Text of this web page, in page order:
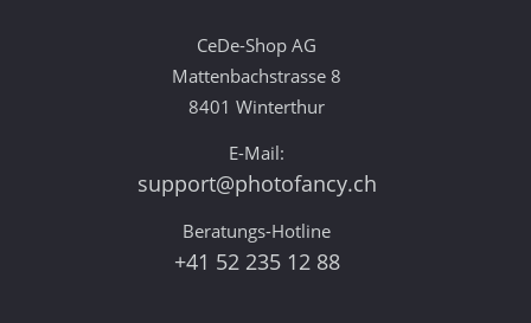
CeDe-Shop AG
Mattenbachstrasse 8
8401 Winterthur
E-Mail:
support@photofancy.ch
Beratungs-Hotline
+41 52 235 12 88